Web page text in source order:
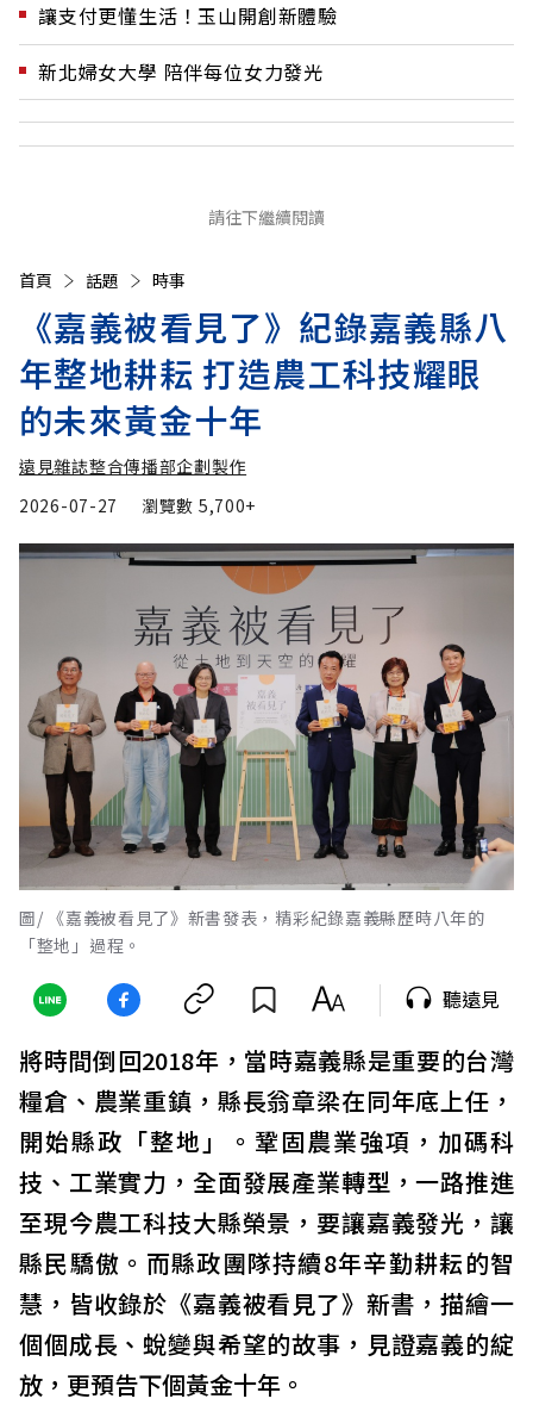
讓支付更懂生活！玉山開創新體驗
新北婦女大學 陪伴每位女力發光
請往下繼續閱讀
首頁 話題 時事
《嘉義被看見了》紀錄嘉義縣八
年整地耕耘 打造農工科技耀眼
的未來黃金十年
遠見雜誌整合傳播部企劃製作
2026-07-27
瀏覽數 5,700+
圖/ 《嘉義被看見了》新書發表，精彩紀錄嘉義縣歷時八年的
「整地」過程。
聽遠見
將時間倒回2018年，當時嘉義縣是重要的台灣
糧倉、農業重鎮，縣長翁章梁在同年底上任，
開始縣政「整地」。鞏固農業強項，加碼科
技、工業實力，全面發展產業轉型，一路推進
至現今農工科技大縣榮景，要讓嘉義發光，讓
縣民驕傲。而縣政團隊持續8年辛勤耕耘的智
慧，皆收錄於《嘉義被看見了》新書，描繪一
個個成長、蛻變與希望的故事，見證嘉義的綻
放，更預告下個黃金十年。